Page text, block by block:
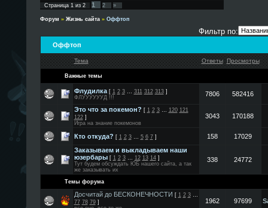
Страница 1из 2 1 2 »
Форум » Жизнь сайта » Оффтоп
Фильтр по:
Оффтоп
Тема Ответы Просмотры
Важные темы
Флудилка [ 1 2 3… 311 312 313]
ФЛУУУУУУД !!!
7806 582416
Это что за покемон? [ 1 2 3… 120 121
122]
Игра на знание покемонов
3043 170188
Кто откуда? [ 1 2 3… 5 6 7] 158
17029
Заказываем и выкладываем наши
юзербары [ 1 2 3… 12 13 14]
Тут будем обсуждать ЮБ нашего сайта, а так
же заказывать их
338 24772
Темы форума
Досчитай до БЕСКОНЕЧНОСТИ [ 1 2 3…
77 78 79]
1962 97699